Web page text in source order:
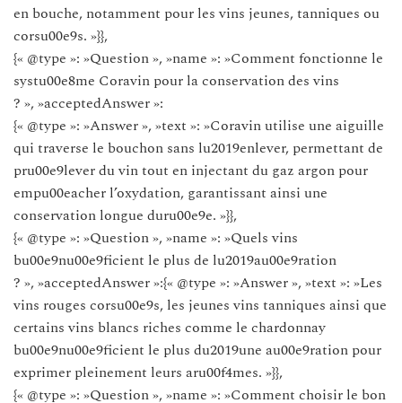
en bouche, notamment pour les vins jeunes, tanniques ou
corsu00e9s. »}},
{« @type »: »Question », »name »: »Comment fonctionne le
systu00e8me Coravin pour la conservation des vins
? », »acceptedAnswer »:
{« @type »: »Answer », »text »: »Coravin utilise une aiguille
qui traverse le bouchon sans lu2019enlever, permettant de
pru00e9lever du vin tout en injectant du gaz argon pour
empu00eacher l’oxydation, garantissant ainsi une
conservation longue duru00e9e. »}},
{« @type »: »Question », »name »: »Quels vins
bu00e9nu00e9ficient le plus de lu2019au00e9ration
? », »acceptedAnswer »:{« @type »: »Answer », »text »: »Les
vins rouges corsu00e9s, les jeunes vins tanniques ainsi que
certains vins blancs riches comme le chardonnay
bu00e9nu00e9ficient le plus du2019une au00e9ration pour
exprimer pleinement leurs aru00f4mes. »}},
{« @type »: »Question », »name »: »Comment choisir le bon